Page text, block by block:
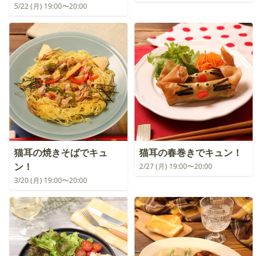
5/22 (月) 19:00〜20:00
猫耳の焼きそばでキュ
ン！
3/20 (月) 19:00〜20:00
猫耳の春巻きでキュン！
2/27 (月) 19:00〜20:00